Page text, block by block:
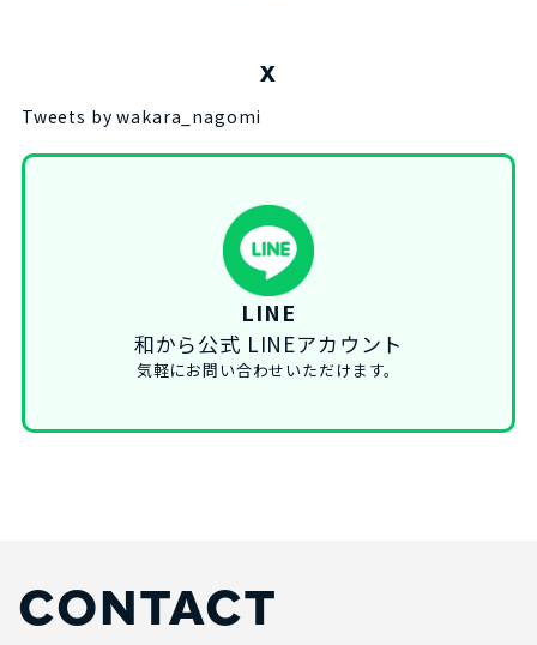
X
Tweets by wakara_nagomi
LINE
和から公式 LINEアカウント
気軽にお問い合わせいただけます。
CONTACT